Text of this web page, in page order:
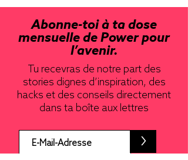
Abonne-toi à ta dose
mensuelle de Power pour
l’avenir.
Tu recevras de notre part des
stories dignes d’inspiration, des
hacks et des conseils directement
dans ta boîte aux lettres
>